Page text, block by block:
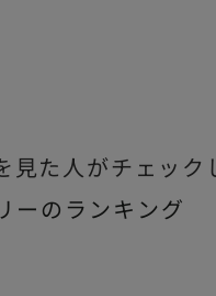
見た人がチェック
ーのランキング